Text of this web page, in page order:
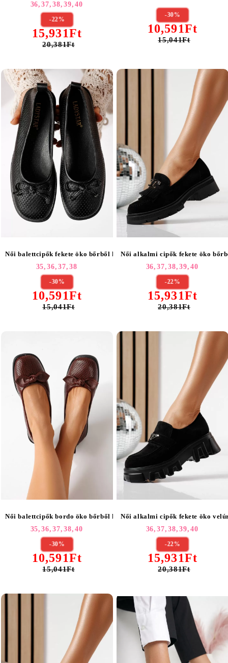
36, 37, 38, 39, 40
-22%
15,931Ft
20,381Ft
-30%
10,591Ft
15,041Ft
Női balettcipők fekete öko bőrből készült Brielle #24887
35, 36, 37, 38
-30%
10,591Ft
15,041Ft
36, 37, 38, 39, 40
-22%
15,931Ft
20,381Ft
Női balettcipők bordo öko bőrből készült Amaris #24877
35, 36, 37, 38, 40
-30%
10,591Ft
15,041Ft
Női alkalmi cipők fekete öko
36, 37, 38, 39, 40
-22%
15,931Ft
20,381Ft